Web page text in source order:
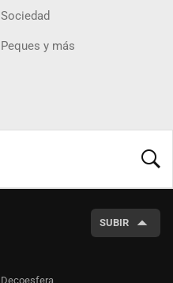
Sociedad
Peques y más
SUBIR
Decoesfera